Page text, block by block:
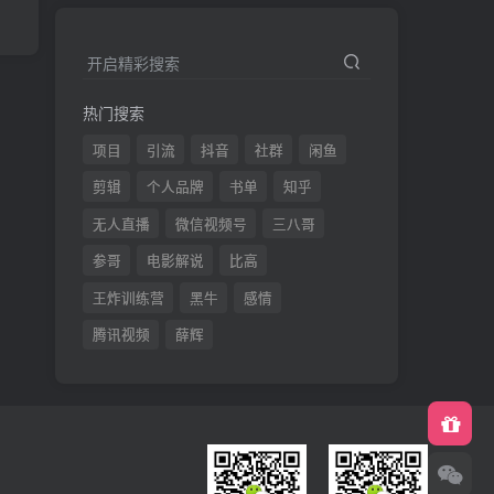
开启精彩搜索
热门搜索
项目 引流 抖音 社群
闲鱼
剪辑
个人品牌 书单
知乎
无人直播
微信视频号
三八哥
参哥
电影解说
比高
王炸训练营
黑牛
感情
腾讯视频
薛辉